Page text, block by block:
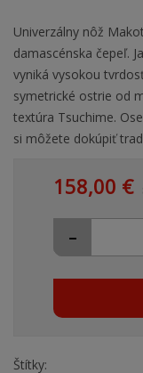
Univerzálny nôž
damascénska čepeľ.
vyniká vysokou
symetrické ostrie od
textúra Tsuchime.
si môžete dokúpiť
158,00 €
-
Štítky: